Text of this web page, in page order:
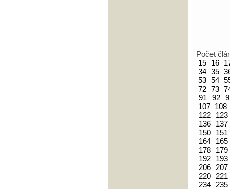
Počet
15 16
34 35
53 54
72 73
91
92
107 108
122
123
136
137
150
151
164
165
178
179
192
193
206 207
220
221
234
235